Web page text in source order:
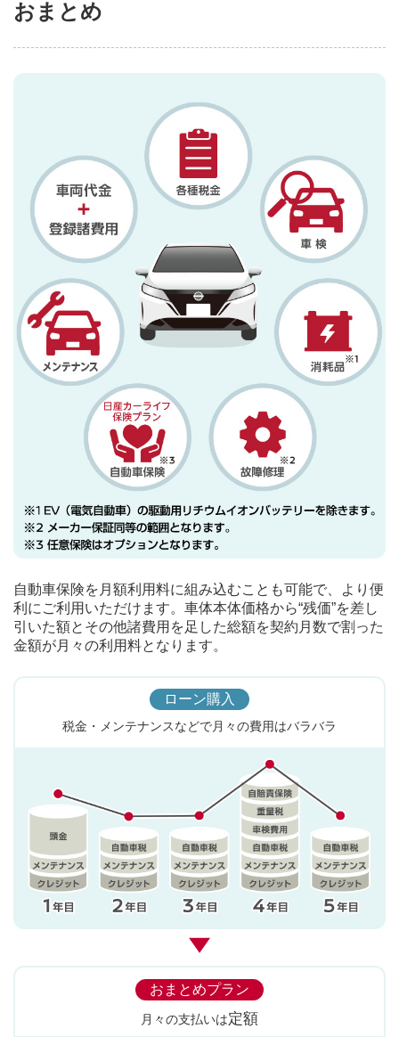
おまとめ
自動車保険を月額利用料に組み込むことも可能で、より便
利にご利用いただけます。車体本体価格から“残価”を差し
引いた額とその他諸費用を足した総額を契約月数で割った
金額が月々の利用料となります。
ローン購入
税金・メンテナンスなどで月々の費用はバラバラ
おまとめプラン
月々の支払いは定額